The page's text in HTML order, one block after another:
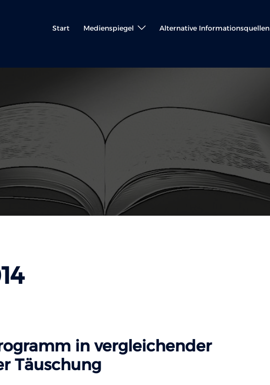
Start Medienspiegel Alternative Informationsquellen
in vergleichender
Täuschung